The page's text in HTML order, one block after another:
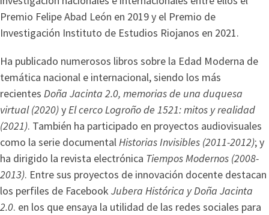
Premio Felipe Abad León en 2019 y el Premio de
Investigación Instituto de Estudios Riojanos en 2021.
Ha publicado numerosos libros sobre la Edad Moderna de
temática nacional e internacional, siendo los más
recientes Doña Jacinta 2.0, memorias de una duquesa
virtual (2020)yEl cerco Logroño de 1521: mitos y realidad
(2021). También ha participado en proyectos audiovisuales
como la serie documentalHistorias Invisibles (2011-2012); y
ha dirigido la revista electrónica Tiempos Modernos (2008-
2013). Entre sus proyectos de innovación docente destacan
los perfiles de Facebook Jubera Histórica y Doña Jacinta
2.0. en los que ensaya la utilidad de las redes sociales para